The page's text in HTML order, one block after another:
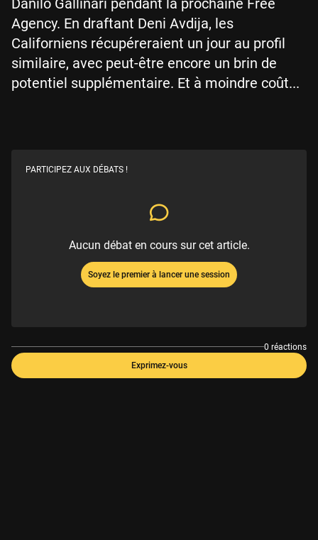
Agency. En draftant Deni Avdija, les
Californiens récupéreraient un jour au profil
similaire, avec peut-être encore un brin de
potentiel supplémentaire. Et à moindre coût...
PARTICIPEZ AUX DÉBATS !
Aucun débat en cours sur cet article.
Soyez le premier à lancer une session
0 réactions
Exprimez-vous